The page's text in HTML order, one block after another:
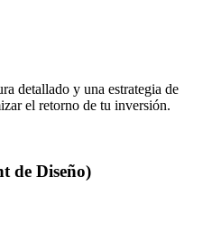
detallado y una estrategia de
el retorno de tu inversión.
de Diseño)